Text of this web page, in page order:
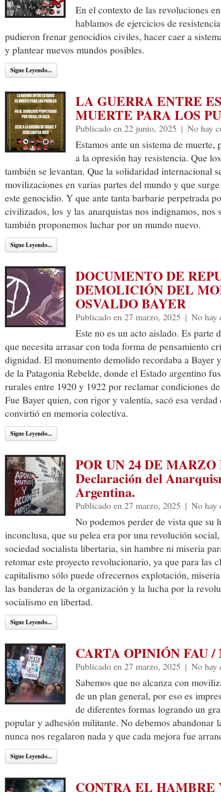
En el contexto de las revoluciones
hablamos de ejercicios de
pudieron frenar genocidios civiles, hacer caer a
y plantear nuevos mundos posibles.
Sigue Leyendo...
LA GUERRA ENTRE
MUERTE PARA LOS
Publicado en 22 junio, 2025 | No hay
Estamos ante un sistema de muerte,
a la opresión hay resistencia. Que
también se levantan. Que la solidaridad internacional
movilizaciones en varias partes del mundo y que
este genocidio. Y que ante tanta barbarie perpetrada
civilizados, los y las anarquistas nos indignamos, nos
también proponemos luchar por un mundo nuevo.
Sigue Leyendo...
DOCUMENTO DE
DEMOLICIÓN DEL
OSVALDO BAYER
Publicado en 27 marzo, 2025 | No hay
Este no es un acto aislado. Es parte
que necesita arrasar con toda forma de pensamiento
dignidad. El monumento demolido recordaba a Bayer
de la Patagonia Rebelde, donde el Estado argentino
rurales entre 1920 y 1922 por reclamar condiciones
Fue Bayer quien, con rigor y valentía, sacó esa
convirtió en memoria colectiva.
Sigue Leyendo...
POR UN 24 DE
Declaración del
Argentina.
Publicado en 27 marzo, 2025 | No hay
No podemos perder de vista que su
inconclusa, que su pelea era por una revolución
sociedad socialista libertaria, sin hambre ni miseria
retomar este proyecto revolucionario, ya que para las
capitalismo sólo puede ofrecernos explotación,
las banderas de la organización y la lucha por la
socialismo en libertad.
Sigue Leyendo...
CARTA OPINIÓN FAU /
Publicado en 27 marzo, 2025 | No hay
Sabemos que no alcanza con
de un plan general, por eso es
de diferentes formas logrando un
popular y adhesión militante. No debemos abandonar
nunca nos regalaron nada y que cada mejora fue
Sigue Leyendo...
CONTRA EL HAMBRE